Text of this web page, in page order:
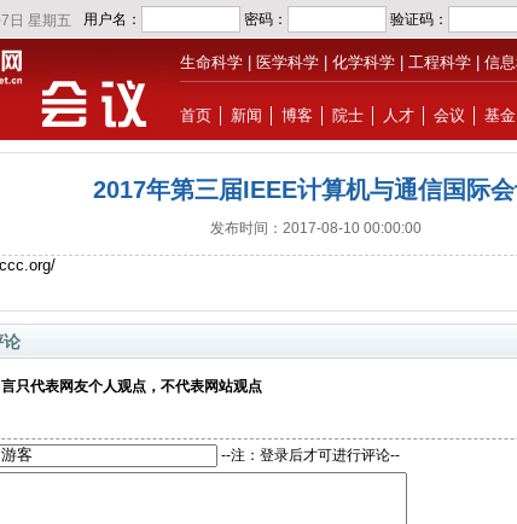
生命科学 医学科学 化学科学 工程科学 信
首页 新闻 博客 院士 人才 会议 基金
2017年第三届IEEE计算机与通信国际
发布时间：2017-08-10 00:00:00
论
只代表网友个人观点，不代表网站观点
--注：登录后才可进行评论--